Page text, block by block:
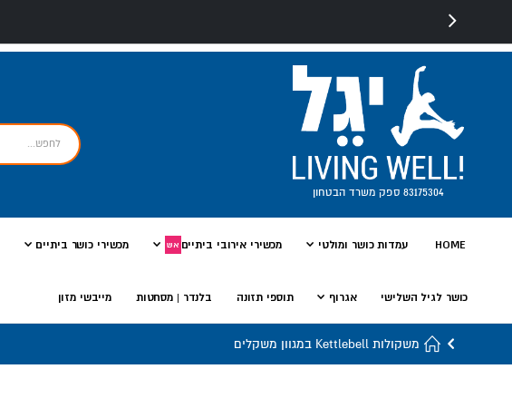
83175304 ספק משרד הבטחון
HOME עמדות כושר ומולטי מכשירי אירובי ביתיים אש מכשירי כושר ביתיים
כושר לגיל השלישי אגרוף תוספי תזונה בלנדר | מסחטות מייבשי מזון
משקולות Kettlebell במגוון משקלים